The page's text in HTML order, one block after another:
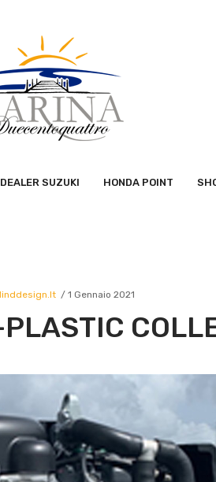
DEALER SUZUKI HONDA POINT
1 Gennaio 2021